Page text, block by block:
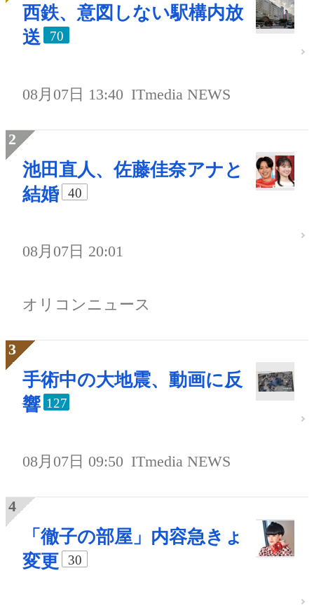
西鉄、意図しない駅構内放
送
70
08月07日 13:40 ITmedia NEWS
池田直人、佐藤佳奈アナと
結婚
40
08月07日 20:01
オリコンニュース
手術中の大地震、動画に反
響 127
08月07日 09:50 ITmedia NEWS
「徹子の部屋」内容急きょ
変更
30